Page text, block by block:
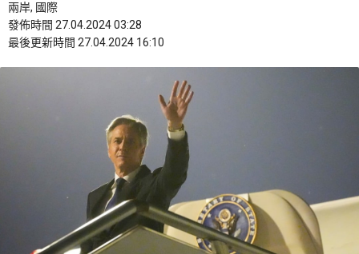
兩岸, 國際
發佈時間 27.04.2024 03:28
最後更新時間 27.04.2024 16:10